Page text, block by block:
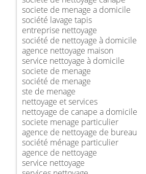
societe de menage a domicile
société lavage tapis
entreprise nettoyage
société de nettoyage à domicile
agence nettoyage maison
service nettoyage à domicile
societe de menage
société de menage
ste de menage
nettoyage et services
nettoyage de canape a domicile
societe menage particulier
agence de nettoyage de bureau
société ménage particulier
agence de nettoyage
service nettoyage